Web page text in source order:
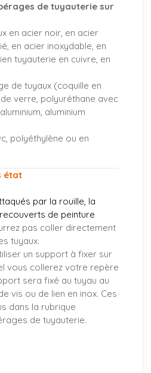
de tuyauterie sur
en acier noir, en acier
en acier inoxydable, en
tuyauterie en cuivre, en
de tuyaux (coquille en
verre, polyuréthane avec
aluminium
polyéthylène ou en
état
par la rouille, la
de peinture
pas coller directement
tuyaux.
un support à fixer sur
vous collerez votre repère
sera fixé au tuyau au
vis ou de lien en inox. Ces
dans la rubrique
de tuyauterie.